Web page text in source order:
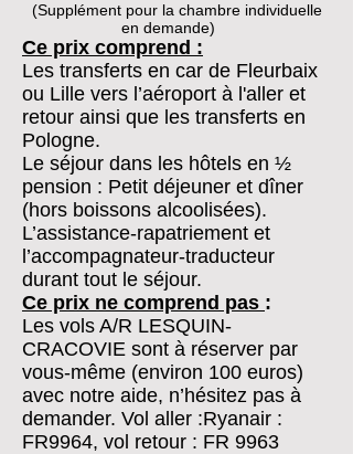
(Supplément pour la chambre individuelle
en demande)
Ce prix comprend :
Les transferts en car de Fleurbaix
ou Lille vers l’aéroport à l'aller et
retour ainsi que les transferts en
Pologne.
Le séjour dans les hôtels en ½
pension : Petit déjeuner et dîner
(hors boissons alcoolisées).
L’assistance-rapatriement et
l’accompagnateur-traducteur
durant tout le séjour.
Ce prix ne comprend pas :
Les vols A/R LESQUIN-
CRACOVIE sont à réserver par
vous-même (environ 100 euros)
avec notre aide, n’hésitez pas à
demander. Vol aller :Ryanair :
FR9964, vol retour : FR 9963